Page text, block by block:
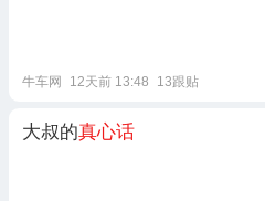
牛车网 12天前 13:48 13跟贴
大叔的真心话